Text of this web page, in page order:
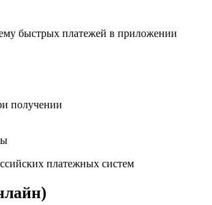
быстрых платежей в приложении
получении
платежных систем